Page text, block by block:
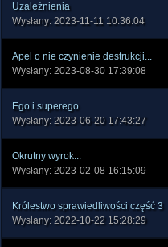
Uzależnienia
Wysłany: 2023-11-11 10:36:04
Apel o nie czynienie destrukcji...
Wysłany: 2023-08-30 17:39:08
Ego i superego
Wysłany: 2023-06-20 17:43:27
Okrutny wyrok...
Wysłany: 2023-02-08 16:15:09
Królestwo sprawiedliwości część 3
Wysłany: 2022-10-22 15:28:29